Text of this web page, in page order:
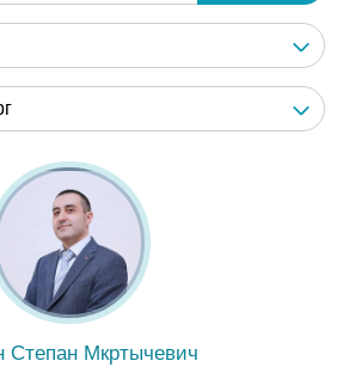
Степан Мкртычевич